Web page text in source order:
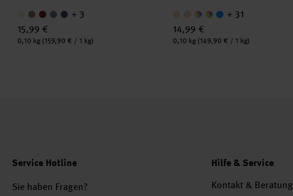
+ 3
15,99 €
Inhalt:
0,10 kg (159,90 € / 1 kg)
+ 31
14,99 €
Inhalt:
0,10 kg (149,90 € / 1 kg)
Service Hotline
Sie haben Fragen?
Hilfe & Service
Kontakt & Beratung